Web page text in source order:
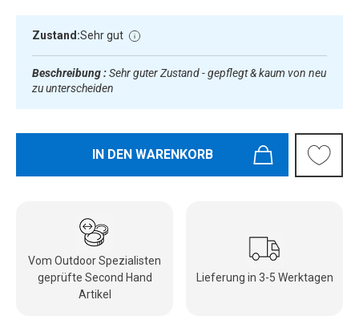
Zustand:Sehr gut
Beschreibung :Sehr guter Zustand - gepflegt & kaum von neu
zu unterscheiden
IN DEN WARENKORB
Vom Outdoor Spezialisten
geprüfte Second Hand
Artikel
Lieferung in 3-5 Werktagen